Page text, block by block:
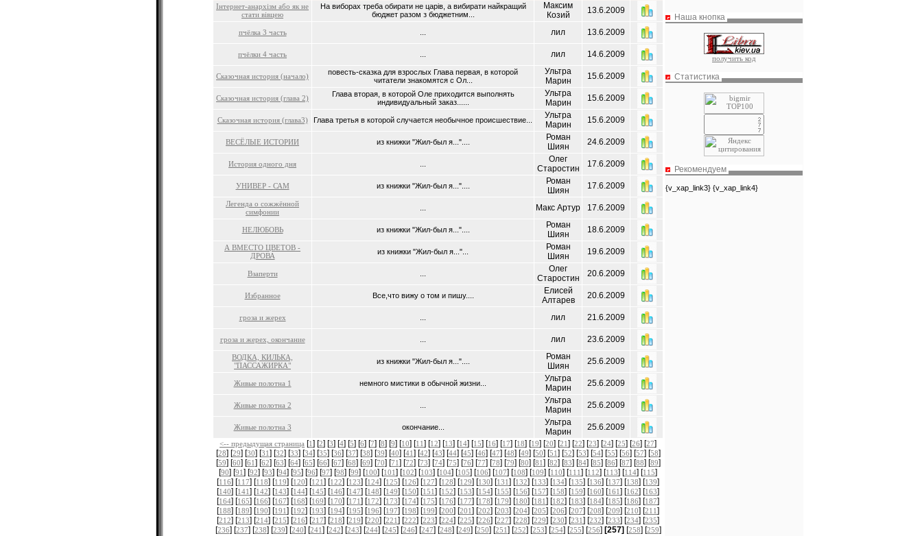
Інтернет-анархізм або як не
стати вівцею
На виборах треба обирати не царів, а вибирати найкращий
бюджет разом з бюджетним...
Максим
Козий
13.6.2009
пчёлка 3 часть лил 13.6.2009
пчёлки 4 часть лил 14.6.2009
Сказочная история (начало)
повесть-сказка для взрослых Глава первая, в которой
читатели знакомятся с Ол...
Ультра
Марин
15.6.2009
Сказочная история (глава 2)
Глава вторая, в которой Оле приходится выполнять
индивидуальный заказ......
Ультра
Марин
15.6.2009
Сказочная история (глава3) Глава третья в которой случается необычное происшествие...
Ультра
Марин
15.6.2009
ВЕСЁЛЫЕ ИСТОРИИ из книжки "Жил-был я..."....
Роман
Шиян
24.6.2009
История одного дня
Олег
Старостин
17.6.2009
УНИВЕР - САМ из книжки "Жил-был я..."....
Роман
Шиян
17.6.2009
Легенда о сожжённой
симфонии
Макс Артур 17.6.2009
НЕЛЮБОВЬ из книжки "Жил-был я..."....
Роман
Шиян
18.6.2009
А ВМЕСТО ЦВЕТОВ -
ДРОВА
из книжки "Жил-был я..."...
Роман
Шиян
19.6.2009
Взаперти
Олег
Старостин
20.6.2009
Избранное Все,что вижу о том и пишу....
Елисей
Алтарев
20.6.2009
гроза и жерех лил 21.6.2009
гроза и жерех, окончание лил 23.6.2009
ВОДКА, КИЛЬКА,
"ПАССАЖИРКА"
из книжки "Жил-был я..."....
Роман
Шиян
25.6.2009
Живые полотна 1 немного мистики в обычной жизни...
Ультра
Марин
25.6.2009
Живые полотна 2
Ультра
Марин
25.6.2009
Живые полотна 3 окончание...
Ультра
Марин
25.6.2009
<-- предыдущая страница [1] [2] [3] [4] [5] [6] [7] [8] [9] [10] [11] [12] [13] [14] [15] [16] [17] [18] [19] [20] [21] [22] [23] [24] [25] [26] [27]
[28] [29] [30] [31] [32] [33] [34] [35] [36] [37] [38] [39] [40] [41] [42] [43] [44] [45] [46] [47] [48] [49] [50] [51] [52] [53] [54] [55] [56] [57] [58]
[59] [60] [61] [62] [63] [64] [65] [66] [67] [68] [69] [70] [71] [72] [73] [74] [75] [76] [77] [78] [79] [80] [81] [82] [83] [84] [85] [86] [87] [88] [89]
[90] [91] [92] [93] [94] [95] [96] [97] [98] [99] [100] [101] [102] [103] [104] [105] [106] [107] [108] [109] [110] [111] [112] [113] [114] [115]
[116] [117] [118] [119] [120] [121] [122] [123] [124] [125] [126] [127] [128] [129] [130] [131] [132] [133] [134] [135] [136] [137] [138] [139]
[140] [141] [142] [143] [144] [145] [146] [147] [148] [149] [150] [151] [152] [153] [154] [155] [156] [157] [158] [159] [160] [161] [162] [163]
[164] [165] [166] [167] [168] [169] [170] [171] [172] [173] [174] [175] [176] [177] [178] [179] [180] [181] [182] [183] [184] [185] [186] [187]
[188] [189] [190] [191] [192] [193] [194] [195] [196] [197] [198] [199] [200] [201] [202] [203] [204] [205] [206] [207] [208] [209] [210] [211]
[212] [213] [214] [215] [216] [217] [218] [219] [220] [221] [222] [223] [224] [225] [226] [227] [228] [229] [230] [231] [232] [233] [234] [235]
[236] [237] [238] [239] [240] [241] [242] [243] [244] [245] [246] [247] [248] [249] [250] [251] [252] [253] [254] [255] [256] [257] [258] [259]
Наша кнопка
получить код
Статистика
Рекомендуем
{v_xap_link3} {v_xap_link4}